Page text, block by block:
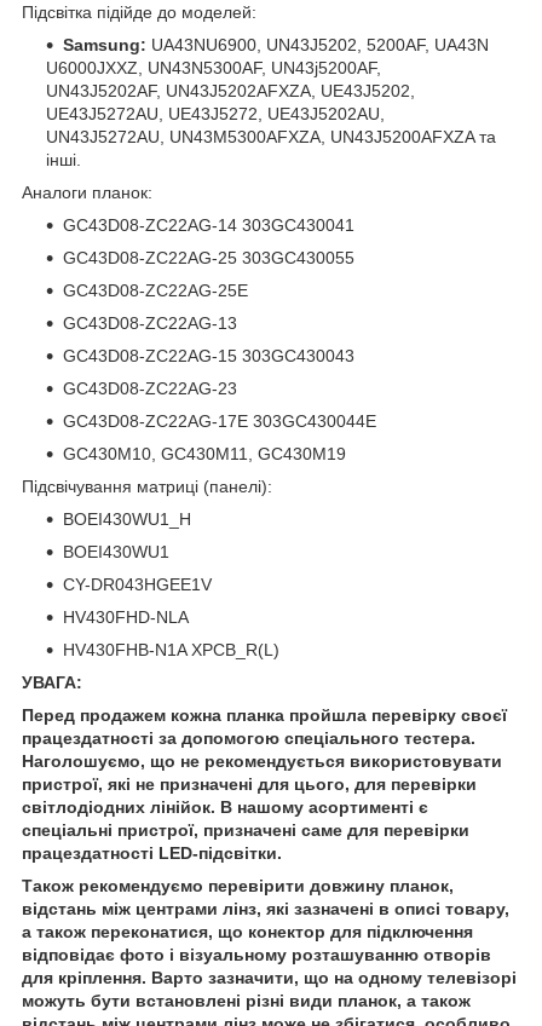
Підсвітка підійде до моделей:
Samsung: UA43NU6900, UN43J5202, 5200AF, UA43N
U6000JXXZ, UN43N5300AF, UN43j5200AF,
UN43J5202AF, UN43J5202AFXZA, UE43J5202,
UE43J5272AU, UE43J5272, UE43J5202AU,
UN43J5272AU, UN43M5300AFXZA, UN43J5200AFXZA та
інші.
Аналоги планок:
GC43D08-ZC22AG-14 303GC430041
GC43D08-ZC22AG-25 303GC430055
GC43D08-ZC22AG-25E
GC43D08-ZC22AG-13
GC43D08-ZC22AG-15 303GC430043
GC43D08-ZC22AG-23
GC43D08-ZC22AG-17E 303GC430044E
GC430M10, GC430M11, GC430M19
Підсвічування матриці (панелі):
BOEI430WU1_H
BOEI430WU1
CY-DR043HGEE1V
HV430FHD-NLA
HV430FHB-N1A XPCB_R(L)
УВАГА:
Перед продажем кожна планка пройшла перевірку своєї
працездатності за допомогою спеціального тестера.
Наголошуємо, що не рекомендується використовувати
пристрої, які не призначені для цього, для перевірки
світлодіодних лінійок. В нашому асортименті є
спеціальні пристрої, призначені саме для перевірки
працездатності LED-підсвітки.
Також рекомендуємо перевірити довжину планок,
відстань між центрами лінз, які зазначені в описі товару,
а також переконатися, що конектор для підключення
відповідає фото і візуальному розташуванню отворів
для кріплення. Варто зазначити, що на одному телевізорі
можуть бути встановлені різні види планок, а також